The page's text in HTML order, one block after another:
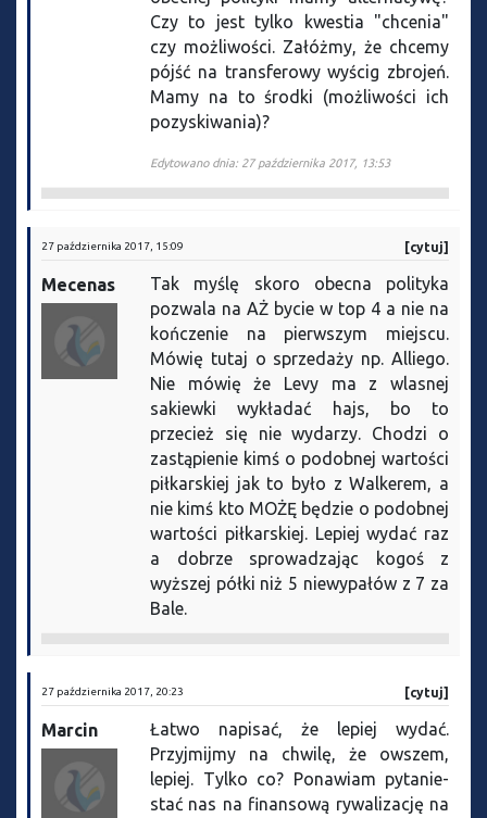
Czy to jest tylko kwestia "chcenia"
czy możliwości. Załóżmy, że chcemy
pójść na transferowy wyścig zbrojeń.
Mamy na to środki (możliwości ich
pozyskiwania)?
Edytowano dnia: 27 października 2017, 13:53
27 października 2017, 15:09 [cytuj]
Mecenas
Tak myślę skoro obecna polityka
pozwala na AŻ bycie w top 4 a nie na
kończenie na pierwszym miejscu.
Mówię tutaj o sprzedaży np. Alliego.
Nie mówię że Levy ma z wlasnej
sakiewki wykładać hajs, bo to
przecież się nie wydarzy. Chodzi o
zastąpienie kimś o podobnej wartości
piłkarskiej jak to było z Walkerem, a
nie kimś kto MOŻĘ będzie o podobnej
wartości piłkarskiej. Lepiej wydać raz
a dobrze sprowadzając kogoś z
wyższej półki niż 5 niewypałów z 7 za
Bale.
27 października 2017, 20:23 [cytuj]
Marcin
Łatwo napisać, że lepiej wydać.
Przyjmijmy na chwilę, że owszem,
lepiej. Tylko co? Ponawiam pytanie-
stać nas na finansową rywalizację na